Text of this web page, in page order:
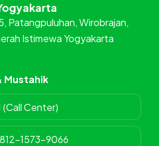
Patangpuluhan, Wirobrajan,
Istimewa Yogyakarta
Mustahik
Center)
1573-9066